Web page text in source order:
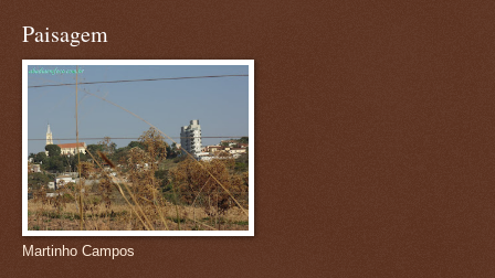
Paisagem
Martinho Campos